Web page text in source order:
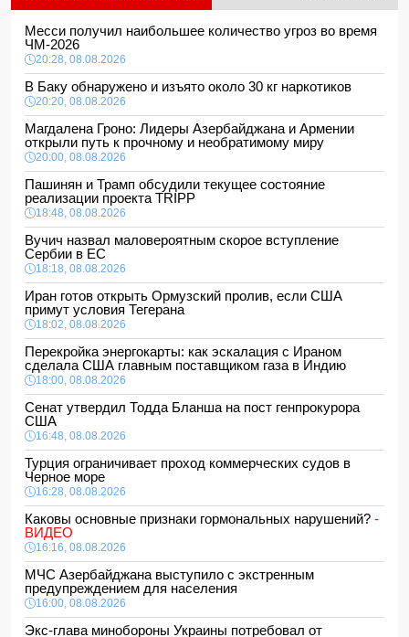
Месси получил наибольшее количество угроз во время
ЧМ-2026
20:28, 08.08.2026
В Баку обнаружено и изъято около 30 кг наркотиков
20:20, 08.08.2026
Магдалена Гроно: Лидеры Азербайджана и Армении
открыли путь к прочному и необратимому миру
20:00, 08.08.2026
Пашинян и Трамп обсудили текущее состояние
реализации проекта TRIPP
18:48, 08.08.2026
Вучич назвал маловероятным скорое вступление
Сербии в ЕС
18:18, 08.08.2026
Иран готов открыть Ормузский пролив, если США
примут условия Тегерана
18:02, 08.08.2026
Перекройка энергокарты: как эскалация с Ираном
сделала США главным поставщиком газа в Индию
18:00, 08.08.2026
Сенат утвердил Тодда Бланша на пост генпрокурора
США
16:48, 08.08.2026
Турция ограничивает проход коммерческих судов в
Черное море
16:28, 08.08.2026
Каковы основные признаки гормональных нарушений? -
ВИДЕО
16:16, 08.08.2026
МЧС Азербайджана выступило с экстренным
предупреждением для населения
16:00, 08.08.2026
Экс-глава минобороны Украины потребовал от